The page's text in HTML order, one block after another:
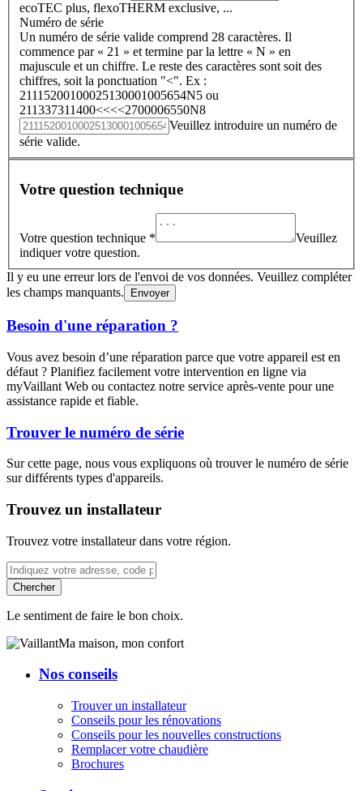
ecoTEC plus, flexoTHERM exclusive, ...
Numéro de série
Un numéro de série valide comprend 28 caractères. Il
commence par « 21 » et termine par la lettre « N » en
majuscule et un chiffre. Le reste des caractères sont soit des
chiffres, soit la ponctuation "<". Ex :
21115200100025130001005654N5 ou
211337311400<<<<2700006550N8
Veuillez introduire un numéro de
série valide.
Votre question technique
Votre question technique *
Veuillez
indiquer votre question.
Il y eu une erreur lors de l'envoi de vos données. Veuillez compléter
les champs manquants.
Envoyer
Besoin d'une réparation ?
Vous avez besoin d’une réparation parce que votre appareil est en
défaut ? Planifiez facilement votre intervention en ligne via
myVaillant Web ou contactez notre service après-vente pour une
assistance rapide et fiable.
Trouver le numéro de série
Sur cette page, nous vous expliquons où trouver le numéro de série
sur différents types d'appareils.
Trouvez un installateur
Trouvez votre installateur dans votre région.
Chercher
Le sentiment de faire le bon choix.
Ma maison, mon confort
Nos conseils
Trouver un installateur
Conseils pour les rénovations
Conseils pour les nouvelles constructions
Remplacer votre chaudière
Brochures